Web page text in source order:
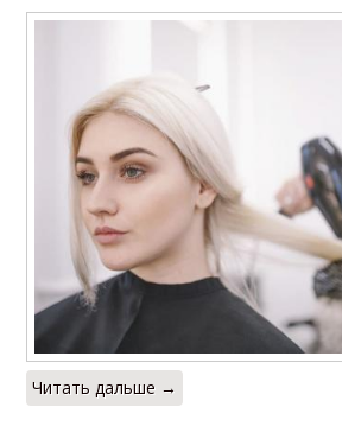
Читать дальше →